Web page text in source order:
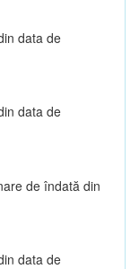
data de
data de
de îndată din
data de